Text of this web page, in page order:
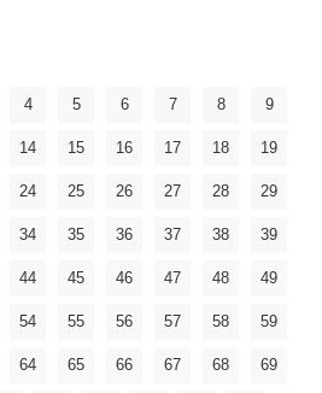
4 5 6 7 8 9
14 15 16 17 18 19
24 25 26 27 28 29
34 35 36 37 38 39
44 45 46 47 48 49
54 55 56 57 58 59
64 65 66 67 68 69